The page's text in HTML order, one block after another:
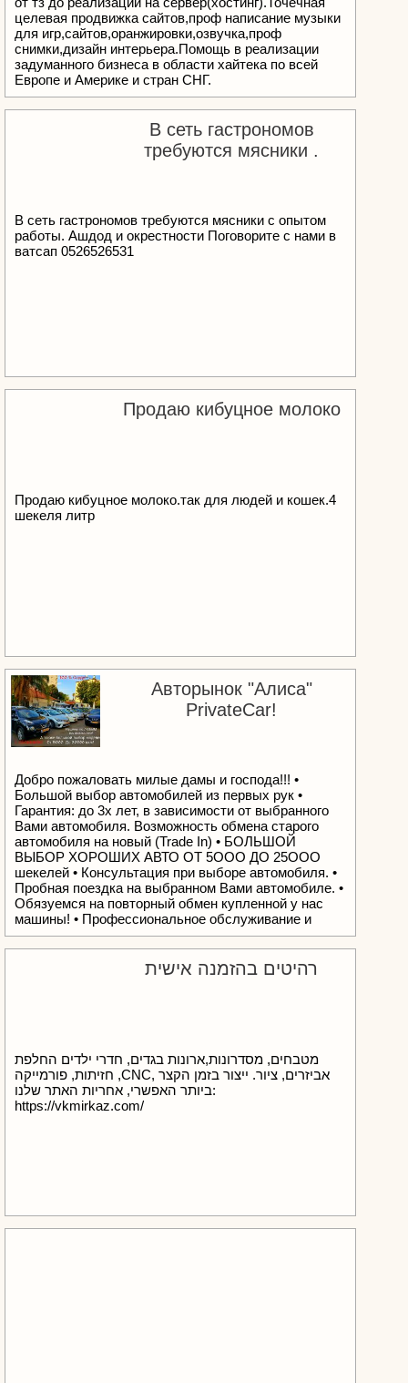
целевая продвижка сайтов,проф написание музыки
для игр,сайтов,оранжировки,озвучка,проф
снимки,дизайн интерьера.Помощь в реализации
задуманного бизнеса в области хайтека по всей
Европе и Америке и стран СНГ.
В сеть гастрономов
требуются мясники .
В сеть гастрономов требуются мясники с опытом
работы. Ашдод и окрестности Поговорите с нами в
ватсап 0526526531
Продаю кибуцное молоко
Продаю кибуцное молоко.так для людей и кошек.4
шекеля литр
Авторынок "Алиса"
PrivateCar!
Добро пожаловать милые дамы и господа!!! •
Большой выбор автомобилей из первых рук •
Гарантия: до 3х лет, в зависимости от выбранного
Вами автомобиля. Возможность обмена старого
автомобиля на новый (Trade In) • БОЛЬШОЙ
ВЫБОР ХОРОШИХ АВТО OT 5OOO ДО 25OOO
шекелей • Консультация при выборе автомобиля. •
Пробная поездка на выбранном Вами автомобиле. •
Обязуемся на повторный обмен купленной у нас
машины! • Профессиональное обслуживание и
сопровождение на русском языке! Не нашли
нужного Вам авто в нашем списке машин на
продажу? Звоните, мы поможем!!! Наш адрес:
רהיטים בהזמנה אישית
מטבחים, מסדרונות,ארונות בגדים, חדרי ילדים החלפת
חזיתות, פורמייקה ,CNC, אביזרים, ציור. ייצור בזמן הקצר
ביותר האפשרי, אחריות האתר שלנו:
https://vkmirkaz.com/